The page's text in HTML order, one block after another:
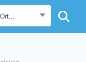
Ort...